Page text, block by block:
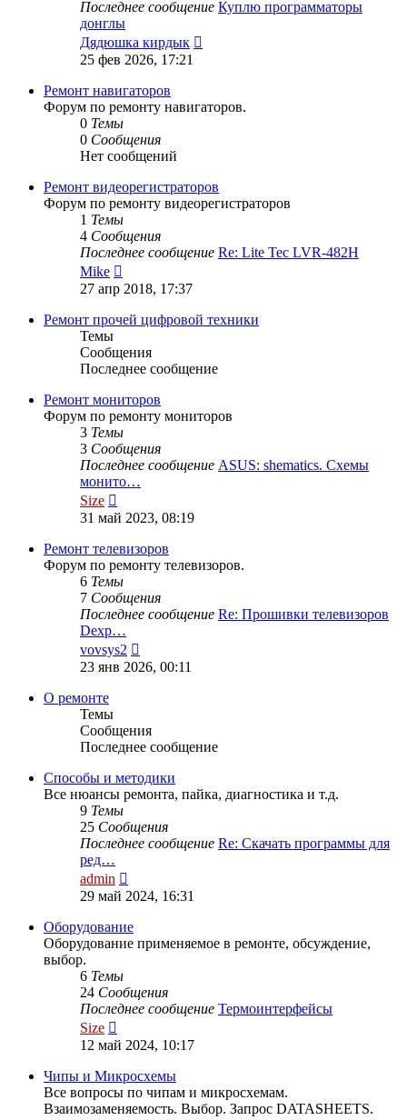
Последнее сообщение Куплю программаторы
донглы
Дядюшка кирдык
25 фев 2026, 17:21
Ремонт навигаторов
Форум по ремонту навигаторов.
0 Темы
0 Сообщения
Нет сообщений
Ремонт видеорегистраторов
Форум по ремонту видеорегистраторов
1 Темы
4 Сообщения
Последнее сообщение Re: Lite Tec LVR-482H
Mike
к
сообщению
27 апр 2018, 17:37
Ремонт прочей цифровой техники
Темы
Сообщения
Последнее сообщение
Ремонт мониторов
Форум по ремонту мониторов
3 Темы
3 Сообщения
Последнее сообщение ASUS: shematics. Схемы
монито…
Size
к
сообщению
31 май 2023, 08:19
Ремонт телевизоров
Форум по ремонту телевизоров.
6 Темы
7 Сообщения
Последнее сообщение Re: Прошивки телевизоров
Dexp…
vovsys2
к
23 янв 2026, 00:11
О ремонте
Темы
Сообщения
Последнее сообщение
Способы и методики
Все нюансы ремонта, пайка, диагностика и т.д.
9 Темы
25 Сообщения
Последнее сообщение Re: Скачать программы для
ред…
admin
к
сообщению
29 май 2024, 16:31
Оборудование
Оборудование применяемое в ремонте, обсуждение,
выбор.
6 Темы
24 Сообщения
Последнее сообщение Термоинтерфейсы
Size
к
сообщению
12 май 2024, 10:17
Чипы и Микросхемы
Все вопросы по чипам и микросхемам.
Взаимозаменяемость. Выбор. Запрос DATASHEETS.